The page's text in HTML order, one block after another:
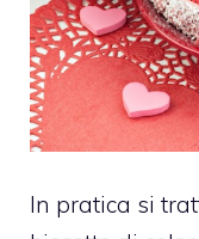
In pratica si